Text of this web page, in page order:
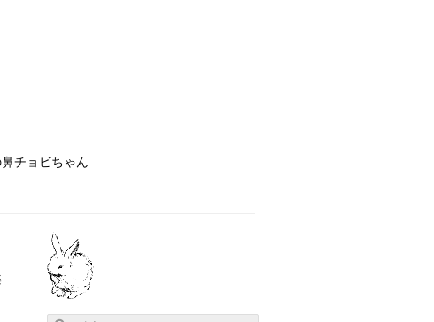
チョビちゃん